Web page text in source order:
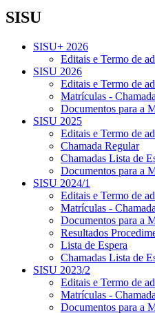
SISU
SISU+ 2026
Editais e Termo de
SISU 2026
Editais e Termo de
Matrículas -
Documentos para a
SISU 2025
Editais e Termo de
Chamada Regular
Chamadas Lista de
Documentos para a
SISU 2024/1
Editais e Termo de
Matrículas -
Documentos para a
Resultados
Lista de Espera
Chamadas Lista de
SISU 2023/2
Editais e Termo de
Matrículas -
Documentos para a